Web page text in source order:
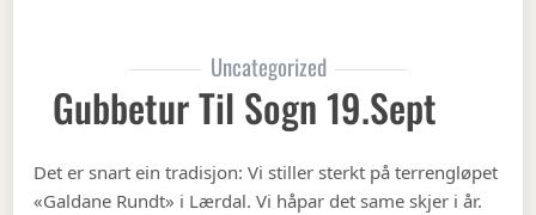
Uncategorized
Gubbetur Til Sogn 19.sept
Det er snart ein tradisjon: Vi stiller sterkt på terrengløpet
«Galdane Rundt» i Lærdal. Vi håpar det same skjer i år.